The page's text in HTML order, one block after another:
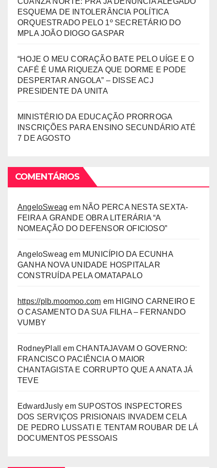
ESQUEMA DE INTOLERÂNCIA POLÍTICA
ORQUESTRADO PELO 1º SECRETÁRIO DO
MPLA JOÃO DIOGO GASPAR
“HOJE O MEU CORAÇÃO BATE PELO UÍGE E O
CAFÉ É UMA RIQUEZA QUE DORME E PODE
DESPERTAR ANGOLA” – DISSE ACJ
PRESIDENTE DA UNITA
MINISTÉRIO DA EDUCAÇÃO PRORROGA
INSCRIÇÕES PARA ENSINO SECUNDÁRIO ATÉ
7 DE AGOSTO
COMENTÁRIOS
AngeloSweag em NÃO PERCA NESTA SEXTA-
FEIRA A GRANDE OBRA LITERÁRIA “A
NOMEAÇÃO DO DEFENSOR OFICIOSO”
AngeloSweag em MUNICÍPIO DA ECUNHA
GANHA NOVA UNIDADE HOSPITALAR
CONSTRUÍDA PELA OMATAPALO
https://plb.moomoo.com em HIGINO CARNEIRO E
O CASAMENTO DA SUA FILHA – FERNANDO
VUMBY
RodneyPlall emCHANTAJAVAM O GOVERNO:
FRANCISCO PACIÊNCIA O MAIOR
CHANTAGISTA E CORRUPTO QUE A ANATA JÁ
TEVE
EdwardJusly em SUPOSTOS INSPECTORES
DOS SERVIÇOS PRISIONAIS INVADEM CELA
DE PEDRO LUSSATI E TENTAM ROUBAR DE LÁ
DOCUMENTOS PESSOAIS